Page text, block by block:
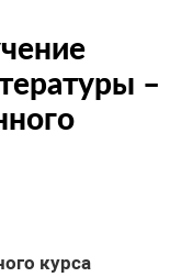
–
курса